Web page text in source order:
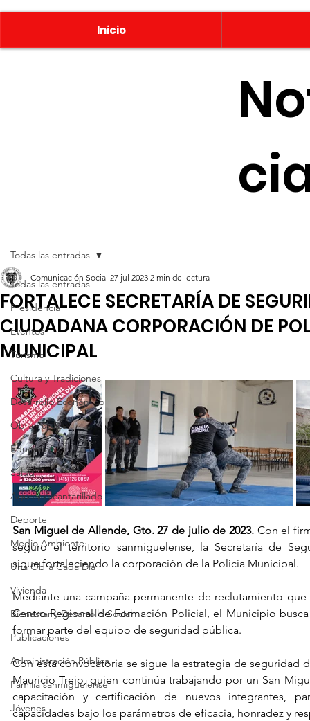
Todas las entradas
Presidencia
Eventos
Turismo
Cultura y Tradiciones
Desarrollo Económico
Obra Pública
Educación
Salud
Agua y Alcantarillado
Deporte
Medio Ambiente
Una Obra Cada Día
Vivienda
Bienestar y Desarrollo Social
Publicaciones
Administración Pública
Familia sanmiguelense
Jóvenes
Todas las entradas
FORTALECE SECRETARÍA DE
CIUDADANA CORPORACIÓN DE
MUNICIPAL
Comunicación Social 27 jul 2023 2 min de lectura
San Miguel de Allende, Gto. 27 de julio de 2023. Con el
seguro el territorio sanmiguelense, la Secretaría de
sigue fortaleciendo la corporación de la Policía Municipal.
Mediante una campaña permanente de reclutamiento
Centro Regional de Formación Policial, el Municipio
formar parte del equipo de seguridad pública.
Con esta convocatoria se sigue la estrategia de seguridad
Mauricio Trejo, quien continúa trabajando por un San
capacitación y certificación de nuevos integrantes,
capacidades bajo los parámetros de eficacia, honradez y
Inicio